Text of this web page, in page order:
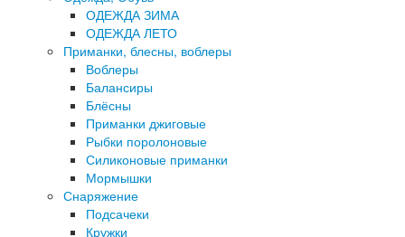
ОДЕЖДА ЗИМА
ОДЕЖДА ЛЕТО
Приманки, блесны, воблеры
Воблеры
Балансиры
Блёсны
Приманки джиговые
Рыбки поролоновые
Силиконовые приманки
Мормышки
Снаряжение
Подсачеки
Кружки